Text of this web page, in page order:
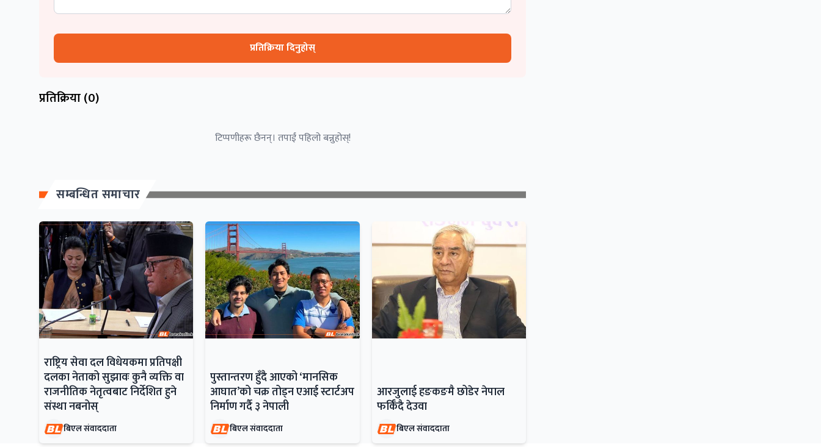
प्रतिक्रिया दिनुहोस्
प्रतिक्रिया (0)
टिप्पणीहरू छैनन्। तपाईं पहिलो बन्नुहोस्!
सम्बन्धित समाचार
राष्ट्रिय सेवा दल विधेयकमा प्रतिपक्षी
दलका नेताको सुझावः कुनै व्यक्ति वा
राजनीतिक नेतृत्वबाट निर्देशित हुने
संस्था नबनोस्
बिएल संवाददाता
पुस्तान्तरण हुँदै आएको ‘मानसिक
आघात’को चक्र तोड्न एआई स्टार्टअप
निर्माण गर्दै ३ नेपाली
बिएल संवाददाता
आरजुलाई हङकङमै छोडेर नेपाल
फर्किँदै देउवा
बिएल संवाददाता